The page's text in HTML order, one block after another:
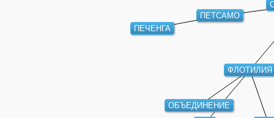
ПЕТСАМО
ФЛОТИЛИЯ
ПЕЧЕНГА
ОБЪЕДИНЕНИЕ